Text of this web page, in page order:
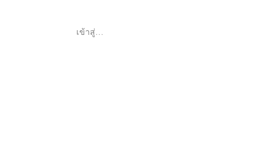
เข้าสู่ระบบ